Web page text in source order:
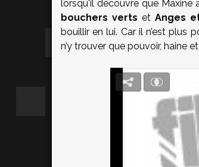
lorsqu'il découvre que Maxine
bouchers verts et Anges
bouillir en lui. Car il n’est plus
n’y trouver que pouvoir, haine